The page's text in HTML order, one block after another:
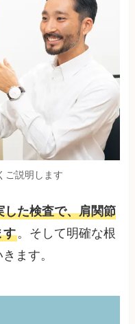
ご説明します
した検査で、肩関節
す。そして明確な根
ます。